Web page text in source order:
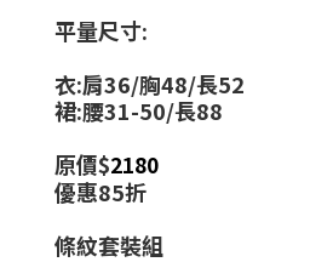
平量尺寸:
衣:肩36/胸48/長52
裙:腰31-50/長88
原價$2180
優惠85折
條紋套裝組